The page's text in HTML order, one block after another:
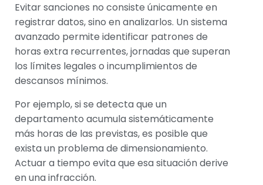
Evitar sanciones no consiste únicamente en
registrar datos, sino en analizarlos. Un sistema
avanzado permite identificar patrones de
horas extra recurrentes, jornadas que superan
los límites legales o incumplimientos de
descansos mínimos.
Por ejemplo, si se detecta que un
departamento acumula sistemáticamente
más horas de las previstas, es posible que
exista un problema de dimensionamiento.
Actuar a tiempo evita que esa situación derive
en una infracción.